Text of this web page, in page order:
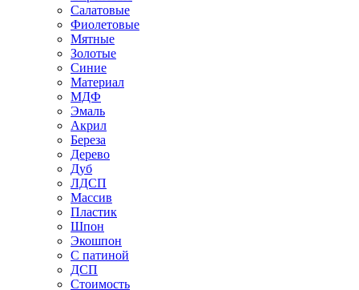
Салатовые
Фиолетовые
Мятные
Золотые
Синие
Материал
МДФ
Эмаль
Акрил
Береза
Дерево
Дуб
ЛДСП
Массив
Пластик
Шпон
Экошпон
С патиной
ДСП
Стоимость